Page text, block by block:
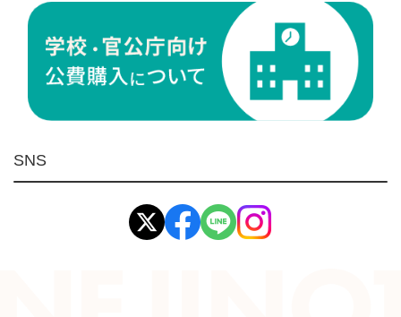
ケミカル製品
荷役伝導
環境安全用品
イマオ製品(IMAO)
工業資材(栃木屋)
SNS